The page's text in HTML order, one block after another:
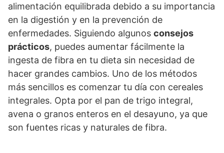
alimentación equilibrada debido a su importancia
en la digestión y en la prevención de
enfermedades. Siguiendo algunos consejos
prácticos, puedes aumentar fácilmente la
ingesta de fibra en tu dieta sin necesidad de
hacer grandes cambios. Uno de los métodos
más sencillos es comenzar tu día con cereales
integrales. Opta por el pan de trigo integral,
avena o granos enteros en el desayuno, ya que
son fuentes ricas y naturales de fibra.